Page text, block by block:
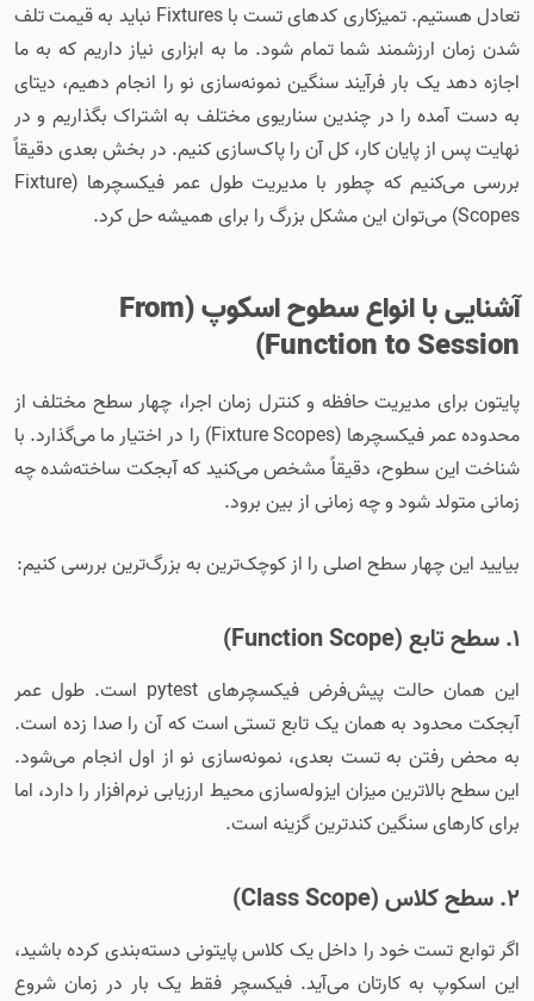
تعادل هستیم. تمیزکاری کدهای تست با Fixtures نباید به قیمت تلف
شدن زمان ارزشمند شما تمام شود. ما به ابزاری نیاز داریم که به ما
اجازه دهد یک بار فرآیند سنگین نمونه‌سازی نو را انجام دهیم، دیتای
به دست آمده را در چندین سناریوی مختلف به اشتراک بگذاریم و در
نهایت پس از پایان کار، کل آن را پاک‌سازی کنیم. در بخش بعدی دقیقاً
بررسی می‌کنیم که چطور با مدیریت طول عمر فیکسچرها (Fixture
Scopes) می‌توان این مشکل بزرگ را برای همیشه حل کرد.
آشنایی با انواع سطوح اسکوپ (From
Function to Session)
پایتون برای مدیریت حافظه و کنترل زمان اجرا، چهار سطح مختلف از
محدوده عمر فیکسچرها (Fixture Scopes) را در اختیار ما می‌گذارد. با
شناخت این سطوح، دقیقاً مشخص می‌کنید که آبجکت ساخته‌شده چه
زمانی متولد شود و چه زمانی از بین برود.
بیایید این چهار سطح اصلی را از کوچک‌ترین به بزرگ‌ترین بررسی کنیم:
۱. سطح تابع (Function Scope)
این همان حالت پیش‌فرض فیکسچرهای pytest است. طول عمر
آبجکت محدود به همان یک تابع تستی است که آن را صدا زده است.
به محض رفتن به تست بعدی، نمونه‌سازی نو از اول انجام می‌شود.
این سطح بالاترین میزان ایزوله‌سازی محیط ارزیابی نرم‌افزار را دارد، اما
برای کارهای سنگین کندترین گزینه است.
۲. سطح کلاس (Class Scope)
اگر توابع تست خود را داخل یک کلاس پایتونی دسته‌بندی کرده باشید،
این اسکوپ به کارتان می‌آید. فیکسچر فقط یک بار در زمان شروع